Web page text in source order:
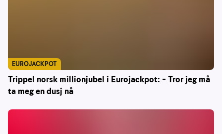
Trippel norsk millionjubel i Eurojackpot: – Tror jeg må
ta meg en dusj nå
EUROJACKPOT